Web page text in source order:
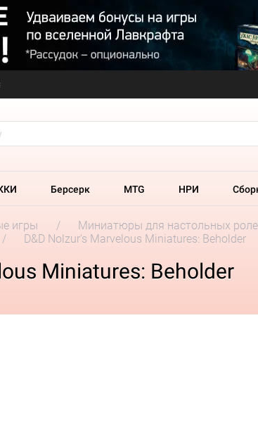
Берсерк MTG НРИ
игры
Миниатюры для настольных
D&D Nolzur's Marvelous Miniatures: Beholder
Miniatures: Beholder